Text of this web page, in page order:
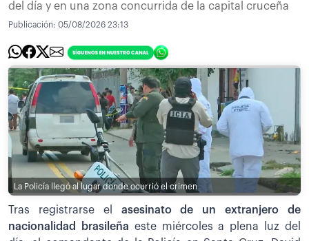
del día y en una zona concurrida de la capital cruceña
Publicación: 05/08/2026 23:13
La Policía llegó al lugar donde ocurrió el crimen
Tras registrarse el asesinato de un extranjero de
nacionalidad brasileña este miércoles a plena luz del